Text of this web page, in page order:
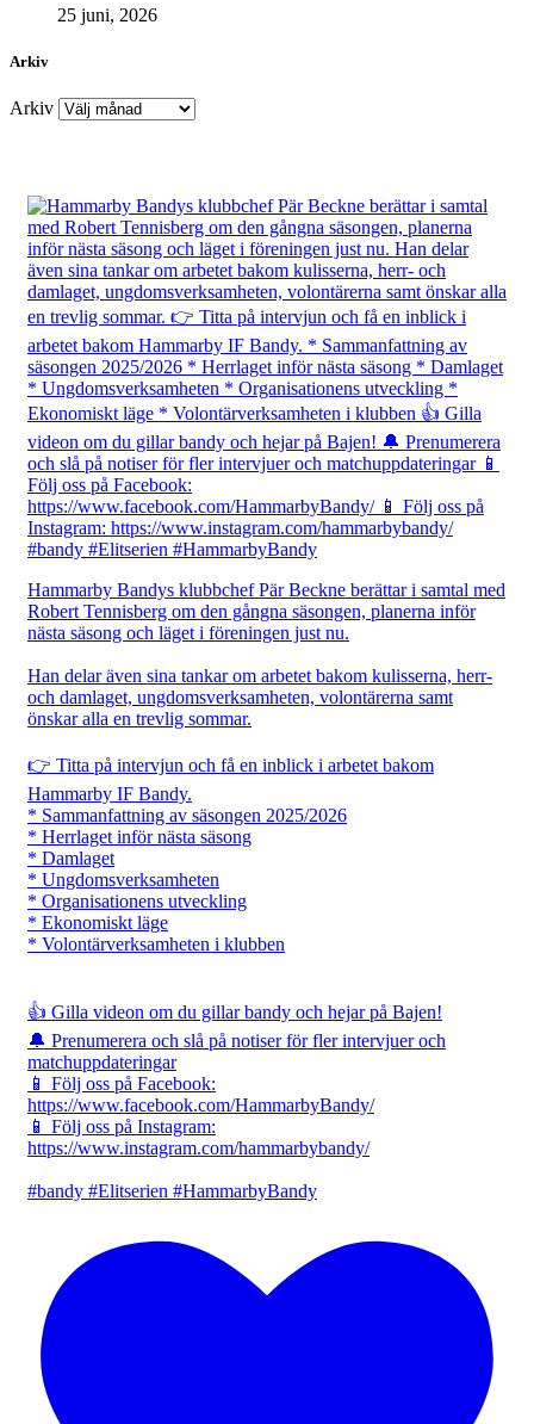
25 juni, 2026
Arkiv
Arkiv
Hammarby Bandys klubbchef Pär Beckne berättar i samtal med
Robert Tennisberg om den gångna säsongen, planerna inför
nästa säsong och läget i föreningen just nu.
Han delar även sina tankar om arbetet bakom kulisserna, herr-
och damlaget, ungdomsverksamheten, volontärerna samt
önskar alla en trevlig sommar.
👉 Titta på intervjun och få en inblick i arbetet bakom
Hammarby IF Bandy.
* Sammanfattning av säsongen 2025/2026
* Herrlaget inför nästa säsong
* Damlaget
* Ungdomsverksamheten
* Organisationens utveckling
* Ekonomiskt läge
* Volontärverksamheten i klubben
👍 Gilla videon om du gillar bandy och hejar på Bajen!
🔔 Prenumerera och slå på notiser för fler intervjuer och
matchuppdateringar
📱 Följ oss på Facebook:
https://www.facebook.com/HammarbyBandy/
📱 Följ oss på Instagram:
https://www.instagram.com/hammarbybandy/
#bandy #Elitserien #HammarbyBandy